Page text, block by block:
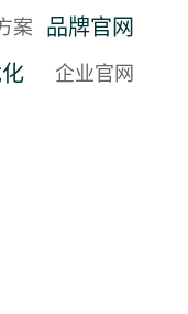
案 品牌官网
企业官网